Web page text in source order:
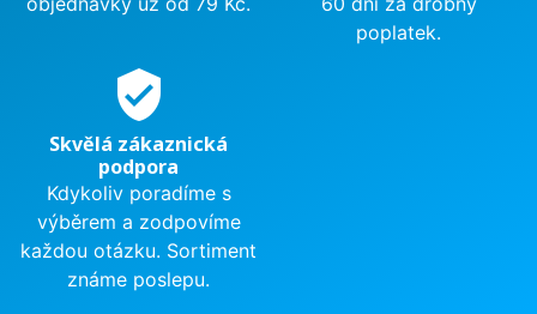
poplatek.
verified_user
Skvělá zákaznická
podpora
Kdykoliv poradíme s
výběrem a zodpovíme
každou otázku. Sortiment
známe poslepu.